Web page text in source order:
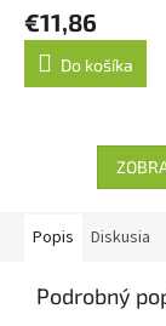
€11,86
Do košíka
Popis Diskusia
Podrobný